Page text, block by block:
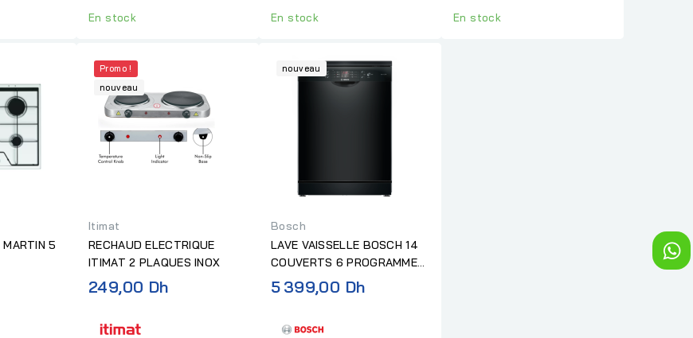
En stock En stock En stock
5
Promo !
nouveau
Itimat
RECHAUD ELECTRIQUE
ITIMAT 2 PLAQUES INOX
249,00 Dh
nouveau
Bosch
LAVE VAISSELLE BOSCH 14
COUVERTS 6 PROGRAMMES
NOIR
5 399,00 Dh